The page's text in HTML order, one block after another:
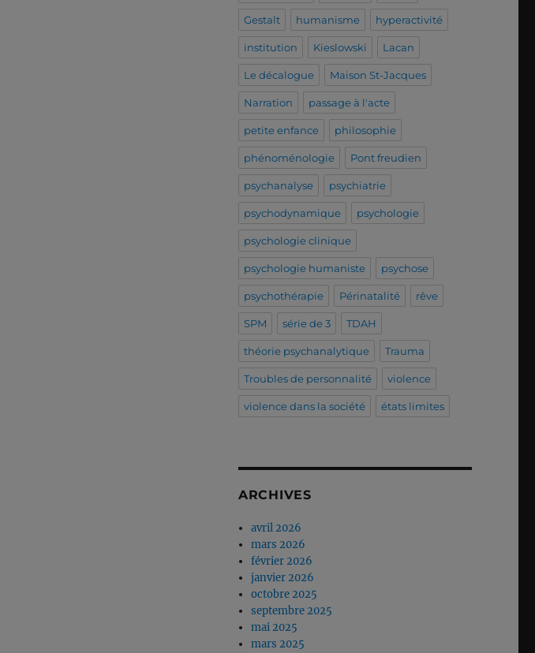
Gestalt humanisme hyperactivité
institution Kieslowski Lacan
Le décalogue Maison St-Jacques
Narration passage à l'acte
petite enfance philosophie
phénoménologie Pont freudien
psychanalyse psychiatrie
psychodynamique psychologie
psychologie clinique
psychologie humaniste psychose
psychothérapie Périnatalité rêve
SPM série de 3 TDAH
théorie psychanalytique Trauma
Troubles de personnalité violence
violence dans la société états limites
ARCHIVES
avril 2026
mars 2026
février 2026
janvier 2026
octobre 2025
septembre 2025
mai 2025
mars 2025